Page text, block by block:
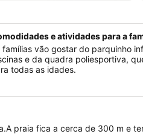
e atividades para a
famílias vão gostar do parquinho
e da quadra poliesportiva,
todas as idades.
praia fica a cerca de 300 m e